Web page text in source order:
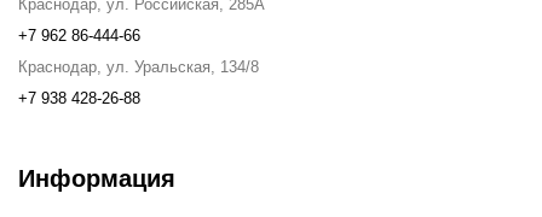
Краснодар, ул. Российская, 285А
+7 962 86-444-66
Краснодар, ул. Уральская, 134/8
+7 938 428-26-88
Информация